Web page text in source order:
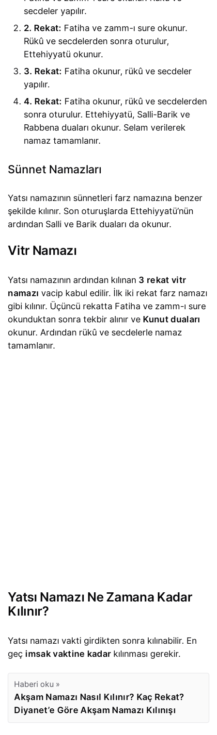
secdeler yapılır.
2. Rekat: Fatiha ve zamm-ı sure okunur.
Rükû ve secdelerden sonra oturulur,
Ettehiyyatü okunur.
3. Rekat: Fatiha okunur, rükû ve secdeler
yapılır.
4. Rekat: Fatiha okunur, rükû ve secdelerden
sonra oturulur. Ettehiyyatü, Salli-Barik ve
Rabbena duaları okunur. Selam verilerek
namaz tamamlanır.
Sünnet Namazları
Yatsı namazının sünnetleri farz namazına benzer
şekilde kılınır. Son oturuşlarda Ettehiyyatü’nün
ardından Salli ve Barik duaları da okunur.
Vitr Namazı
Yatsı namazının ardından kılınan 3 rekat vitr
namazı vacip kabul edilir. İlk iki rekat farz namazı
gibi kılınır. Üçüncü rekatta Fatiha ve zamm-ı sure
okunduktan sonra tekbir alınır ve Kunut duaları
okunur. Ardından rükû ve secdelerle namaz
tamamlanır.
Yatsı Namazı Ne Zamana Kadar
Kılınır?
Yatsı namazı vakti girdikten sonra kılınabilir. En
geç imsak vaktine kadar kılınması gerekir.
Haberi oku »
Akşam Namazı Nasıl Kılınır? Kaç Rekat?
Diyanet’e Göre Akşam Namazı Kılınışı